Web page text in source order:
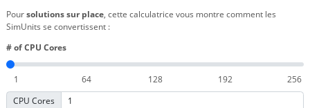
Poursolutions sur place, cette calculatrice vous montre comment les
SimUnits se convertissent :
# of CPU Cores
CPU Cores